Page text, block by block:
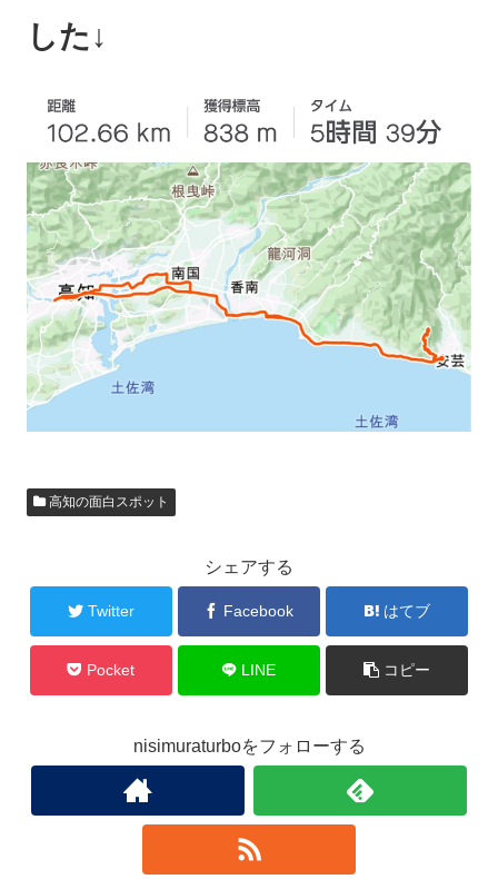
した↓
高知の面白スポット
シェアする
Twitter Facebook はてブ
Pocket LINE コピー
nisimuraturboをフォローする